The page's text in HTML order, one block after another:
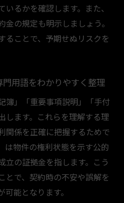
えるべき契約条件の確認
で気を付けたい契約手順
に関する注意事項を解説
不動産売買契約チェック
動産売買の役割
書士が担う主な役割とは
書士が必要となる理由
るかを確認します。また、
の規定も明示しましょう。
ることで、予期せぬリスクを
用語をわかりやすく整理
簿」「重要事項説明」「手付
します。これらを理解する理
関係を正確に把握するためで
は物件の権利状態を示す公的
立の証拠金を指します。こう
とで、契約時の不安や誤解を
能となります。